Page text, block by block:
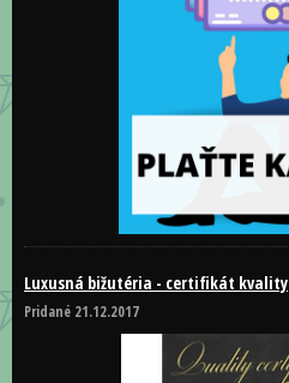
Luxusná bižutéria - certifikát kvality
Pridané 21.12.2017